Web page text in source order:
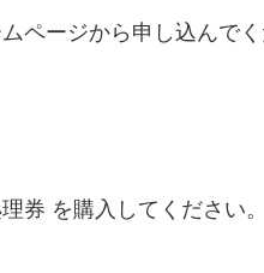
ページから申し込んで
券 を購入してください。